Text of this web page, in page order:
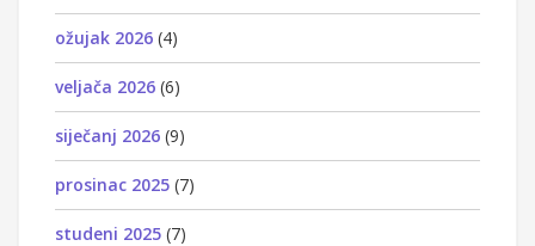
ožujak 2026 (4)
veljača 2026 (6)
siječanj 2026 (9)
prosinac 2025 (7)
studeni 2025 (7)